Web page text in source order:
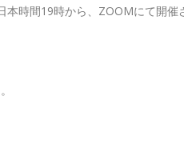
本時間19時から、ZOOMにて開催